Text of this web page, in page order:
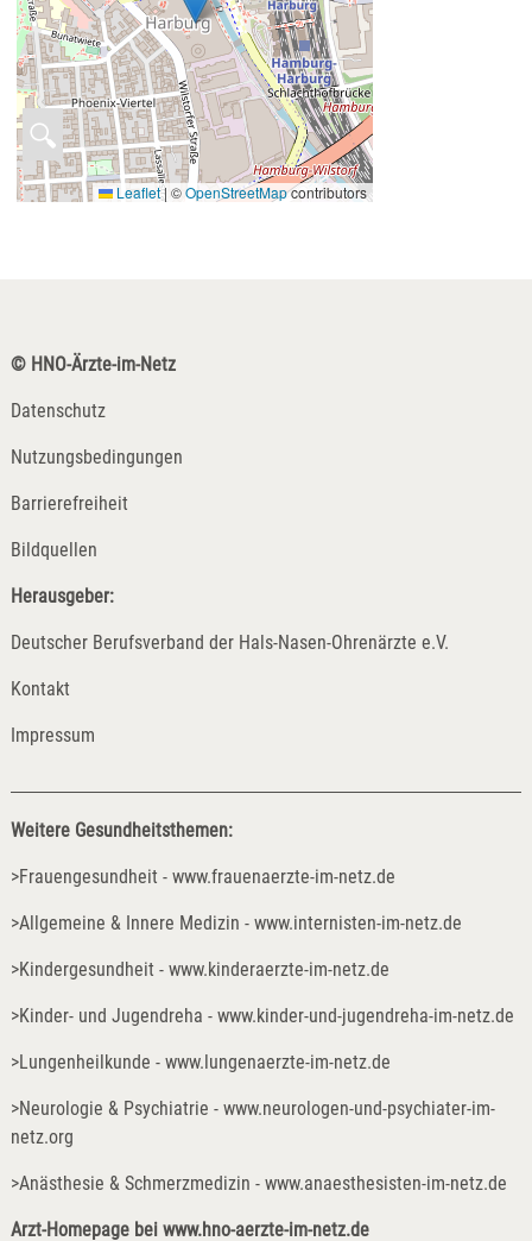
🔍
Leaflet| ©OpenStreetMapcontributors
© HNO-Ärzte-im-Netz
Datenschutz
Nutzungsbedingungen
Barrierefreiheit
Bildquellen
Herausgeber:
Deutscher Berufsverband der Hals-Nasen-Ohrenärzte e.V.
Kontakt
Impressum
Weitere Gesundheitsthemen:
>Frauengesundheit - www.frauenaerzte-im-netz.de
>Allgemeine & Innere Medizin - www.internisten-im-netz.de
>Kindergesundheit - www.kinderaerzte-im-netz.de
>Kinder- und Jugendreha - www.kinder-und-jugendreha-im-netz.de
>Lungenheilkunde - www.lungenaerzte-im-netz.de
>Neurologie & Psychiatrie - www.neurologen-und-psychiater-im-
netz.org
>Anästhesie & Schmerzmedizin - www.anaesthesisten-im-netz.de
Arzt-Homepage bei www.hno-aerzte-im-netz.de